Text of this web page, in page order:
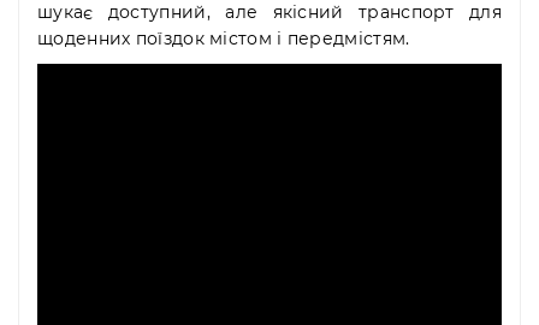
шукає доступний, але якісний транспорт для
щоденних поїздок містом і передмістям.